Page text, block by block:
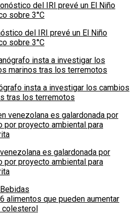
del IRI prevé un El Niño
sobre 3°C
insta a investigar los cambios
tras los terremotos
es galardonada por
por proyecto ambiental para